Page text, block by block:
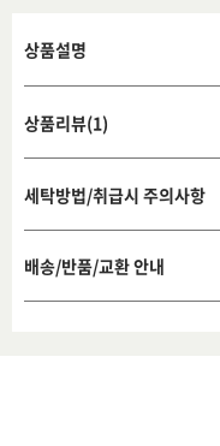
상품설명
상품리뷰(1)
세탁방법/취급시 주의사항
배송/반품/교환 안내